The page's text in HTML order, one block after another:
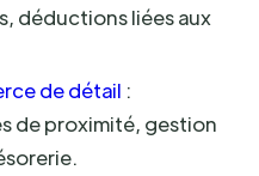
déductions liées aux
de détail :
de proximité, gestion